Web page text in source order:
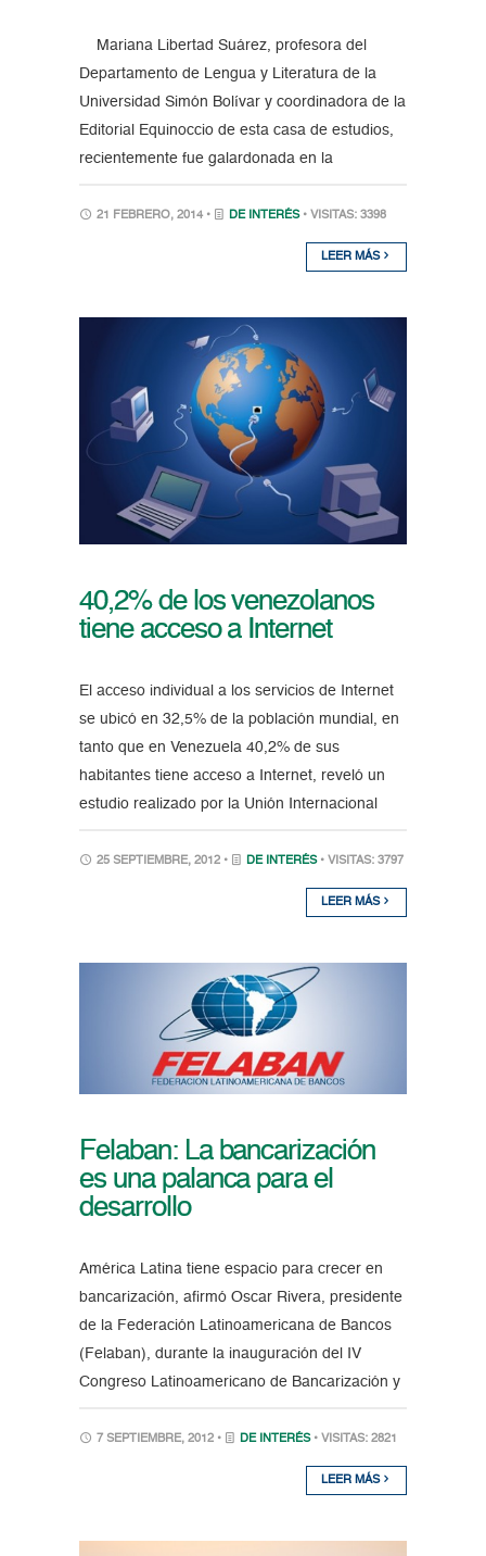
Mariana Libertad Suárez, profesora del
Departamento de Lengua y Literatura de la
Universidad Simón Bolívar y coordinadora de la
Editorial Equinoccio de esta casa de estudios,
recientemente fue galardonada en la
21 FEBRERO, 2014 • DE INTERÉS • VISITAS: 3398
LEER MÁS
40,2% de los venezolanos
tiene acceso a Internet
El acceso individual a los servicios de Internet
se ubicó en 32,5% de la población mundial, en
tanto que en Venezuela 40,2% de sus
habitantes tiene acceso a Internet, reveló un
estudio realizado por la Unión Internacional
25 SEPTIEMBRE, 2012 • DE INTERÉS • VISITAS: 3797
LEER MÁS
Felaban: La bancarización
es una palanca para el
desarrollo
América Latina tiene espacio para crecer en
bancarización, afirmó Oscar Rivera, presidente
de la Federación Latinoamericana de Bancos
(Felaban), durante la inauguración del IV
Congreso Latinoamericano de Bancarización y
7 SEPTIEMBRE, 2012 • DE INTERÉS • VISITAS: 2821
LEER MÁS